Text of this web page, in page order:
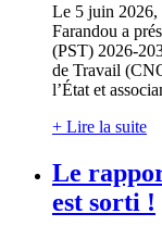
Le 5 juin 2026,
Farandou a
(PST) 2026-
de Travail
l’État et
+ Lire la suite
Le
est sorti !